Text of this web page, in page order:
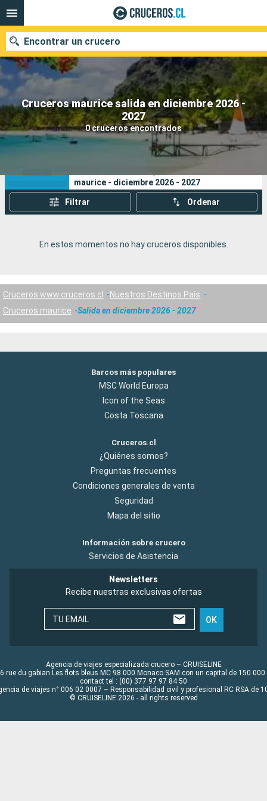
Cruceros maurice salida en diciembre 2026 -
2027
0 cruceros encontrados
Encontrar un crucero
Nuestros destinos
Fecha de salida
Buscar
maurice - diciembre 2026 - 2027
Filtrar Ordenar
En estos momentos no hay cruceros disponibles.
Cruceros www.cruceros.cl
Nuestros Destinos País
Cruceros maurice
Salida en diciembre 2026 - 2027
Barcos más populares
MSC World Europa
Icon of the Seas
Costa Toscana
Cruceros.cl
¿Quiénes somos?
Preguntas frecuentes
Condiciones generales de venta
Seguridad
Mapa del sitio
Información sobre crucero
Servicios de Asistencia
Newsletters
Recibe nuestras exclusivas ofertas
TU EMAIL OK
Agencia de viajes especializada crucero – CRUISELINE
rue du gabian Les flots bleus MC 98 000 Monaco SAM con un capital de 150 000
contact tel : (00) 377 97 97 84 50
de viajes n° 006 02 0007 – Responsabilidad civil y profesional RC RSA de
© CRUISELINE 2026 - all rights reserved